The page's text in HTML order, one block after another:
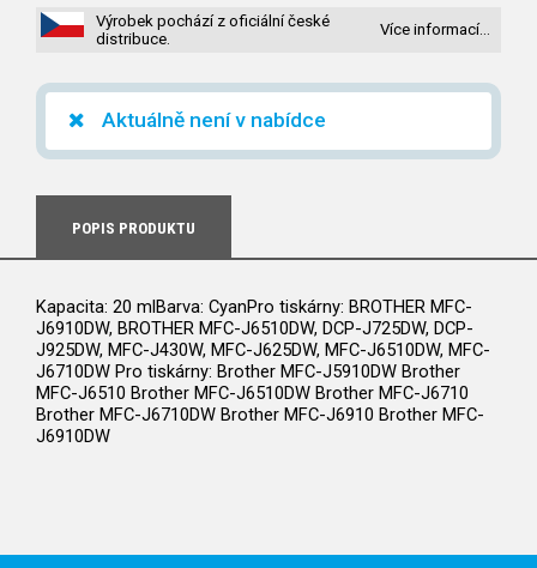
Výrobek pochází z oficiální české
distribuce.
Více informací…
Aktuálně není v nabídce
POPIS PRODUKTU
Kapacita: 20 mlBarva: CyanPro tiskárny: BROTHER MFC-
J6910DW, BROTHER MFC-J6510DW, DCP-J725DW, DCP-
J925DW, MFC-J430W, MFC-J625DW, MFC-J6510DW, MFC-
J6710DW Pro tiskárny: Brother MFC-J5910DW Brother
MFC-J6510 Brother MFC-J6510DW Brother MFC-J6710
Brother MFC-J6710DW Brother MFC-J6910 Brother MFC-
J6910DW